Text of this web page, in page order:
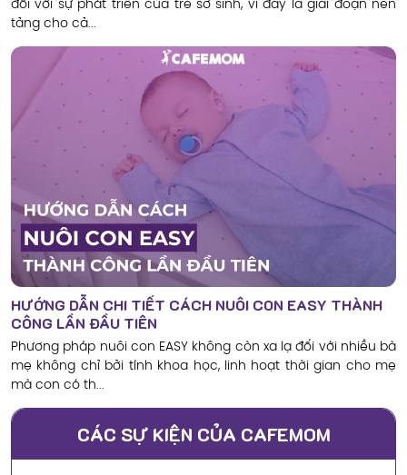
đối với sự phát triển của trẻ sơ sinh, vì đây là giai đoạn nền
tảng cho cả...
HƯỚNG DẪN CHI TIẾT CÁCH NUÔI CON EASY THÀNH
CÔNG LẦN ĐẦU TIÊN
Phương pháp nuôi con EASY không còn xa lạ đối với nhiều bà
mẹ không chỉ bởi tính khoa học, linh hoạt thời gian cho mẹ
mà con có th...
CÁC SỰ KIỆN CỦA CAFEMOM